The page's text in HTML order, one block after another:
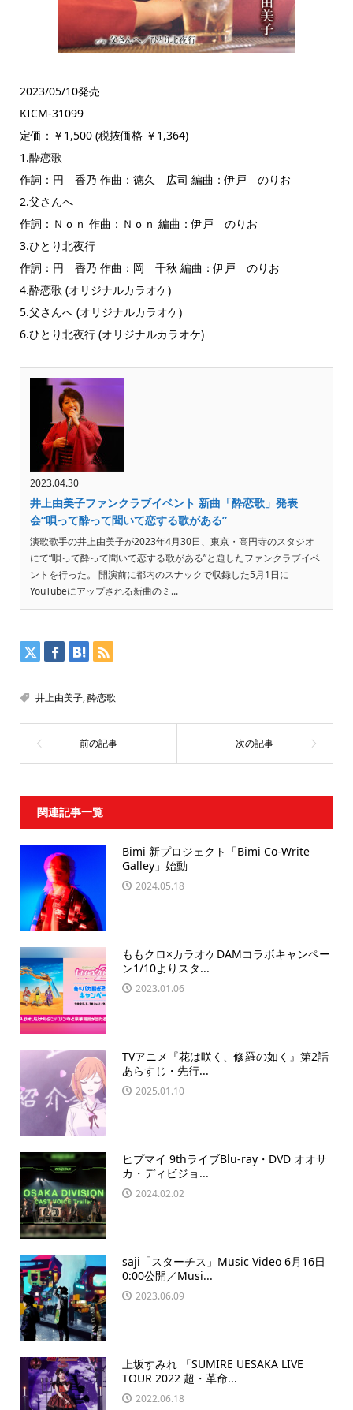
2023/05/10発売
KICM-31099
定価：￥1,500 (税抜価格 ￥1,364)
1.酔恋歌
作詞：円 香乃 作曲：徳久 広司 編曲：伊戸 のりお
2.父さんへ
作詞：Ｎｏｎ 作曲：Ｎｏｎ 編曲：伊戸 のりお
3.ひとり北夜行
作詞：円 香乃 作曲：岡 千秋 編曲：伊戸 のりお
4.酔恋歌 (オリジナルカラオケ)
5.父さんへ (オリジナルカラオケ)
6.ひとり北夜行 (オリジナルカラオケ)
2023.04.30
井上由美子ファンクラブイベント 新曲「酔恋歌」発表
会“唄って酔って聞いて恋する歌がある”
演歌歌手の井上由美子が2023年4月30日、東京・高円寺のスタジオ
にて“唄って酔って聞いて恋する歌がある”と題したファンクラブイベ
ントを行った。 開演前に都内のスナックで収録した5月1日に
YouTubeにアップされる新曲のミ...
井上由美子,酔恋歌
関連記事一覧
Bimi 新プロジェクト「Bimi Co-Write
Galley」始動
2024.05.18
ももクロ×カラオケDAMコラボキャンペー
ン1/10よりスタ...
2023.01.06
TVアニメ『花は咲く、修羅の如く』第2話
あらすじ・先行...
2025.01.10
ヒプマイ 9thライブBlu-ray・DVD オオサ
カ・ディビジョ...
2024.02.02
saji「スターチス」Music Video 6月16日
0:00公開／Musi...
2023.06.09
上坂すみれ 「SUMIRE UESAKA LIVE
TOUR 2022 超・革命...
2022.06.18